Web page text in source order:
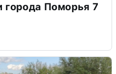
города Поморья 7